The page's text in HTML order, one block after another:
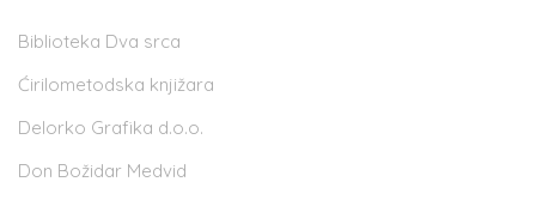
Biblioteka Dva srca
Ćirilometodska knjižara
Delorko Grafika d.o.o.
Don Božidar Medvid